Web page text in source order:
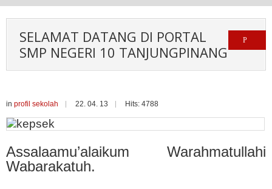
SELAMAT DATANG DI PORTAL
SMP NEGERI 10 TANJUNGPINANG
in profil sekolah 22. 04. 13 Hits: 4788
Assalaamu’alaikum Warahmatullahi
Wabarakatuh.